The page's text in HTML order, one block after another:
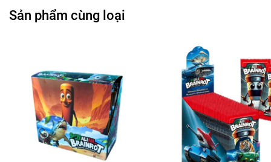
---------------------------------------------------------------------
Tổng kho mô hình
Liên hệ : 096.245.8888 vs 0947.783.771
Bán Buôn , Bán Lẻ Mô Hình
Sản phẩm cùng loại